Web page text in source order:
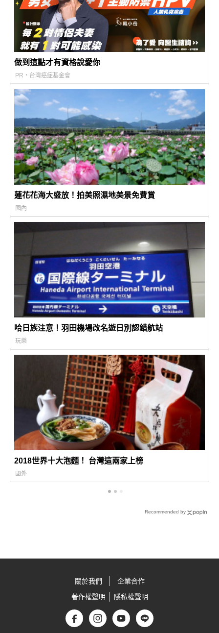
做到這點才有資格說愛你
PR・台灣癌症基金會
蓮花花海大盛放！拍美照濕地美景免費賞
國內
哈日族注意！羽田機場改名遊日別認錯航站
玩樂
2018世界十大泡麵！ 台灣這兩家上榜
國外
Recommended by
關於我們
企業合作
著作權聲明
隱私權聲明